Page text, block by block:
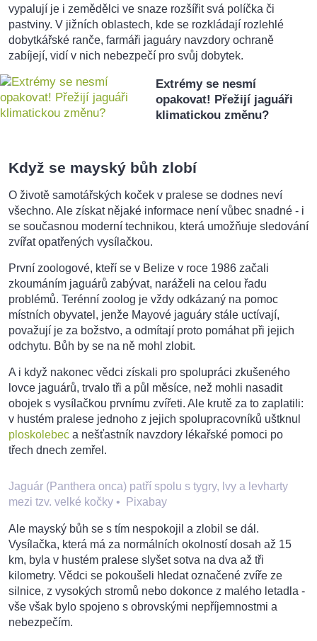
vypalují je i zemědělci ve snaze rozšířit svá políčka či
pastviny. V jižních oblastech, kde se rozkládají rozlehlé
dobytkářské ranče, farmáři jaguáry navzdory ochraně
zabíjejí, vidí v nich nebezpečí pro svůj dobytek.
Extrémy se nesmí
opakovat! Přežijí jaguáři
klimatickou změnu?
Když se mayský bůh zlobí
O životě samotářských koček v pralese se dodnes neví
všechno. Ale získat nějaké informace není vůbec snadné - i
se současnou moderní technikou, která umožňuje sledování
zvířat opatřených vysílačkou.
První zoologové, kteří se v Belize v roce 1986 začali
zkoumáním jaguárů zabývat, naráželi na celou řadu
problémů. Terénní zoolog je vždy odkázaný na pomoc
místních obyvatel, jenže Mayové jaguáry stále uctívají,
považují je za božstvo, a odmítají proto pomáhat při jejich
odchytu. Bůh by se na ně mohl zlobit.
A i když nakonec vědci získali pro spolupráci zkušeného
lovce jaguárů, trvalo tři a půl měsíce, než mohli nasadit
obojek s vysílačkou prvnímu zvířeti. Ale krutě za to zaplatili:
v hustém pralese jednoho z jejich spolupracovníků uštknul
ploskolebec a nešťastník navzdory lékařské pomoci po
třech dnech zemřel.
Jaguár (Panthera onca) patří spolu s tygry, lvy a levharty
mezi tzv. velké kočky • Pixabay
Ale mayský bůh se s tím nespokojil a zlobil se dál.
Vysílačka, která má za normálních okolností dosah až 15
km, byla v hustém pralese slyšet sotva na dva až tři
kilometry. Vědci se pokoušeli hledat označené zvíře ze
silnice, z vysokých stromů nebo dokonce z malého letadla -
vše však bylo spojeno s obrovskými nepříjemnostmi a
nebezpečím.